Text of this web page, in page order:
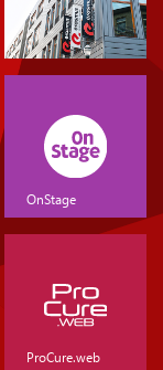
OnStage
ProCure.web